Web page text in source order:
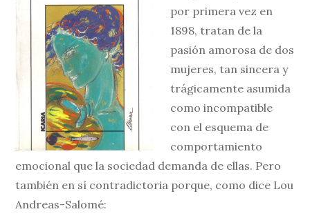
por primera vez en
1898, tratan de la
pasión amorosa de dos
mujeres, tan sincera y
trágicamente asumida
como incompatible
con el esquema de
comportamiento
emocional que la sociedad demanda de ellas. Pero
también en sí contradictoria porque, como dice Lou
Andreas-Salomé: